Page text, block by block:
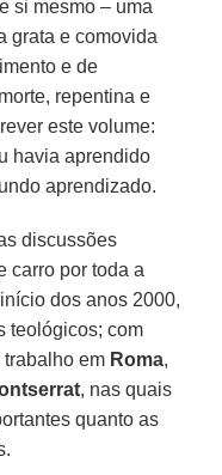
si mesmo – uma
grata e comovida
e de
repentina e
este volume:
havia aprendido
aprendizado.
discussões
carro por toda a
dos anos 2000,
teológicos; com
trabalho em Roma,
, nas quais
quanto as